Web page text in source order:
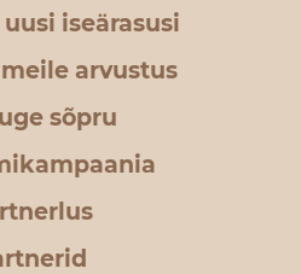
iseärasusi
arvustus
sõpru